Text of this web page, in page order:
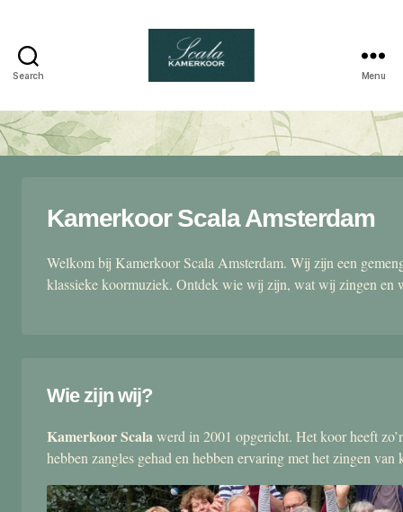
Search
kamerkoor
Menu
Kamerkoor Scala Amsterdam
Welkom bij Kamerkoor Scala Amsterdam. Wij zijn een
klassieke koormuziek. Ontdek wie wij zijn, wat wij zingen en
Wie zijn wij?
Kamerkoor Scalawerd in 2001 opgericht. Het koor heeft
hebben zangles gehad en hebben ervaring met het zingen van